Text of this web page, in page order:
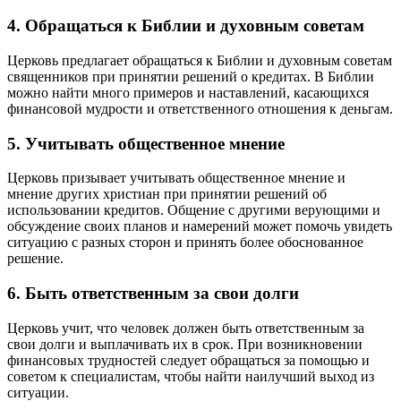
4. Обращаться к Библии и духовным советам
Церковь предлагает обращаться к Библии и духовным советам
священников при принятии решений о кредитах. В Библии
можно найти много примеров и наставлений, касающихся
финансовой мудрости и ответственного отношения к деньгам.
5. Учитывать общественное мнение
Церковь призывает учитывать общественное мнение и
мнение других христиан при принятии решений об
использовании кредитов. Общение с другими верующими и
обсуждение своих планов и намерений может помочь увидеть
ситуацию с разных сторон и принять более обоснованное
решение.
6. Быть ответственным за свои долги
Церковь учит, что человек должен быть ответственным за
свои долги и выплачивать их в срок. При возникновении
финансовых трудностей следует обращаться за помощью и
советом к специалистам, чтобы найти наилучший выход из
ситуации.